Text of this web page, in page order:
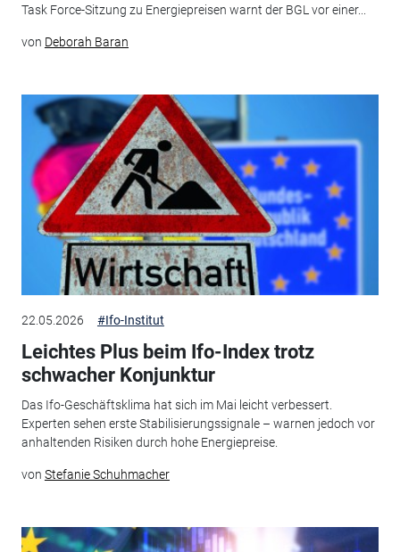
Task Force-Sitzung zu Energiepreisen warnt der BGL vor einer...
von Deborah Baran
22.05.2026 #Ifo-Institut
Leichtes Plus beim Ifo-Index trotz
schwacher Konjunktur
Das Ifo-Geschäftsklima hat sich im Mai leicht verbessert.
Experten sehen erste Stabilisierungssignale – warnen jedoch vor
anhaltenden Risiken durch hohe Energiepreise.
von Stefanie Schuhmacher